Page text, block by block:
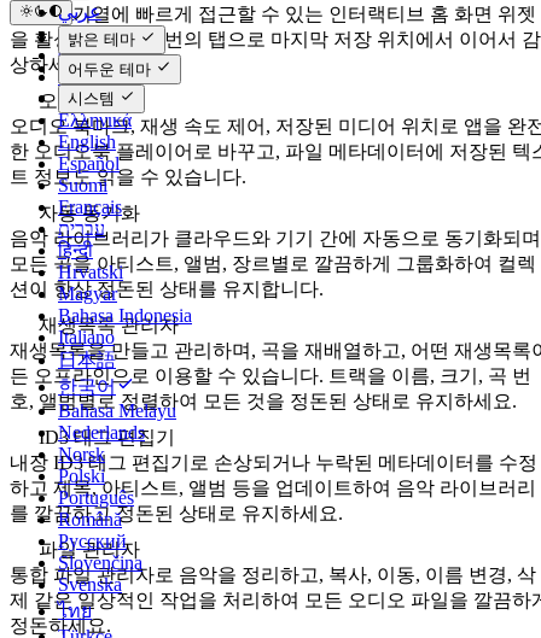
عربي
Català
Čeština
Dansk
Deutsch
Ελληνικά
English
Español
Suomi
Français
עברית
हिन्दी
Hrvatski
Magyar
Bahasa Indonesia
Italiano
日本語
한국어
Bahasa Melayu
Nederlands
Norsk
Polski
Português
Română
Русский
Slovenčina
Svenska
ไทย
밝은 테마
어두운 테마
시스템
재생 대기열에 빠르게 접근할 수 있는 인터랙티브 홈 화면 위젯
을 활성화하고, 한 번의 탭으로 마지막 저장 위치에서 이어서 감
상하세요.
오디오북
오디오 북마크, 재생 속도 제어, 저장된 미디어 위치로 앱을 완
한 오디오북 플레이어로 바꾸고, 파일 메타데이터에 저장된 텍
트 정보도 읽을 수 있습니다.
자동 동기화
음악 라이브러리가 클라우드와 기기 간에 자동으로 동기화되
모든 곡을 아티스트, 앨범, 장르별로 깔끔하게 그룹화하여 컬렉
션이 항상 정돈된 상태를 유지합니다.
재생목록 관리자
재생목록을 만들고 관리하며, 곡을 재배열하고, 어떤 재생목록
든 오프라인으로 이용할 수 있습니다. 트랙을 이름, 크기, 곡 번
호, 앨범별로 정렬하여 모든 것을 정돈된 상태로 유지하세요.
ID3 태그 편집기
내장 ID3 태그 편집기로 손상되거나 누락된 메타데이터를 수정
하고 제목, 아티스트, 앨범 등을 업데이트하여 음악 라이브러리
를 깔끔하고 정돈된 상태로 유지하세요.
파일 관리자
통합 파일 관리자로 음악을 정리하고, 복사, 이동, 이름 변경, 삭
제 같은 일상적인 작업을 처리하여 모든 오디오 파일을 깔끔하
정돈하세요.